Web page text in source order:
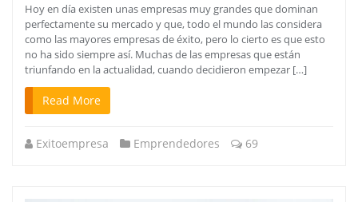
Hoy en día existen unas empresas muy grandes que dominan
perfectamente su mercado y que, todo el mundo las considera
como las mayores empresas de éxito, pero lo cierto es que esto
no ha sido siempre así. Muchas de las empresas que están
triunfando en la actualidad, cuando decidieron empezar […]
Read More
Exitoempresa Emprendedores 69